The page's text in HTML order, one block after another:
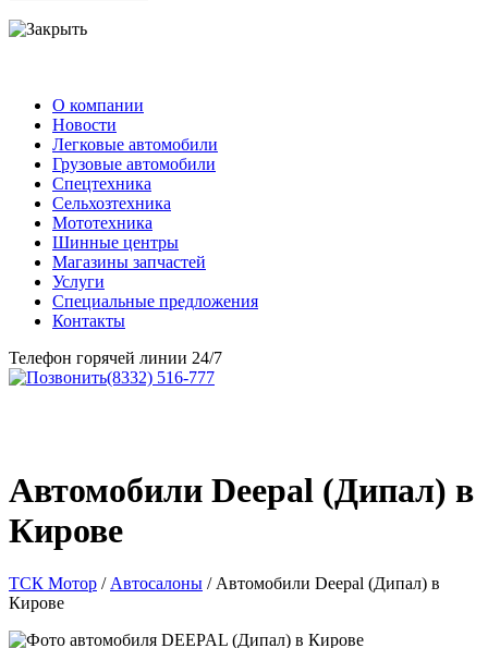
О компании
Новости
Легковые автомобили
Грузовые автомобили
Спецтехника
Сельхозтехника
Мототехника
Шинные центры
Магазины запчастей
Услуги
Специальные предложения
Контакты
Телефон горячей линии 24/7
(8332) 516-777
Автомобили Deepal (Дипал) в
Кирове
ТСК Мотор / Автосалоны /Автомобили Deepal (Дипал) в
Кирове